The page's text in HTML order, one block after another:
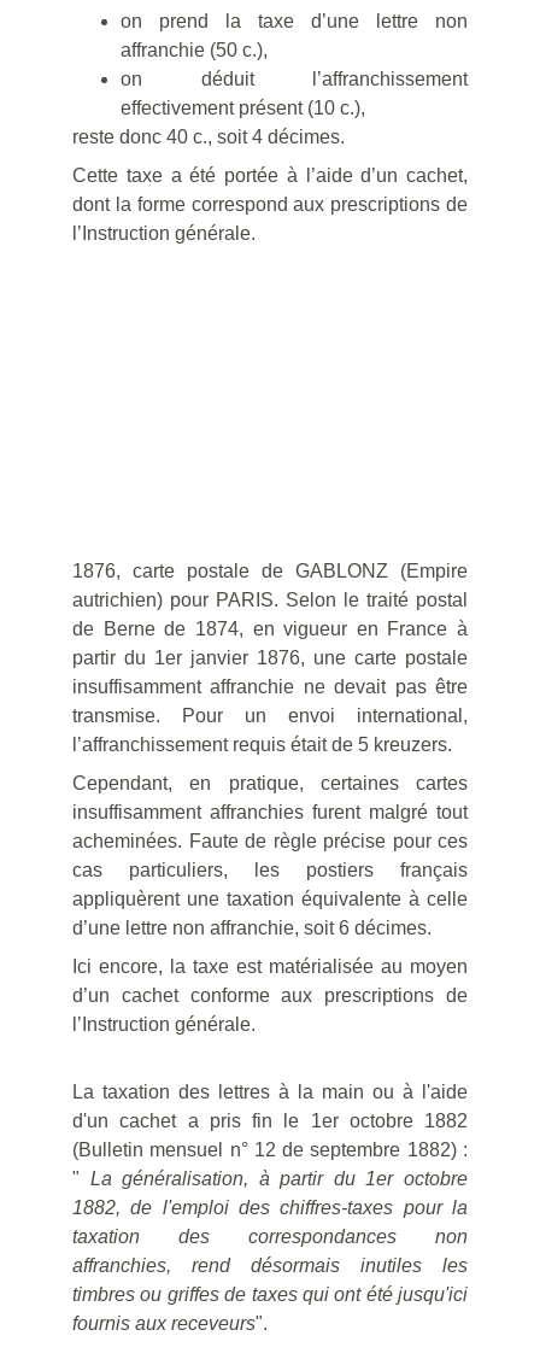
La taxation des lettres à la main ou à l'aide
d'un cachet a pris fin le 1er octobre 1882
(Bulletin mensuel n° 12 de septembre 1882) :
" La généralisation, à partir du 1er octobre
1882, de l'emploi des chiffres-taxes pour la
taxation des correspondances non
affranchies, rend désormais inutiles les
timbres ou griffes de taxes qui ont été jusqu'ici
fournis aux receveurs".
on prend la taxe d’une lettre non
affranchie (50 c.),
on déduit l’affranchissement
effectivement présent (10 c.),
reste donc 40 c., soit 4 décimes.
Cette taxe a été portée à l’aide d’un cachet,
dont la forme correspond aux prescriptions de
l’Instruction générale.
1876, carte postale de GABLONZ (Empire
autrichien) pour PARIS. Selon le traité postal
de Berne de 1874, en vigueur en France à
partir du 1er janvier 1876, une carte postale
insuffisamment affranchie ne devait pas être
transmise. Pour un envoi international,
l’affranchissement requis était de 5 kreuzers.
Cependant, en pratique, certaines cartes
insuffisamment affranchies furent malgré tout
acheminées. Faute de règle précise pour ces
cas particuliers, les postiers français
appliquèrent une taxation équivalente à celle
d’une lettre non affranchie, soit 6 décimes.
Ici encore, la taxe est matérialisée au moyen
d’un cachet conforme aux prescriptions de
l’Instruction générale.